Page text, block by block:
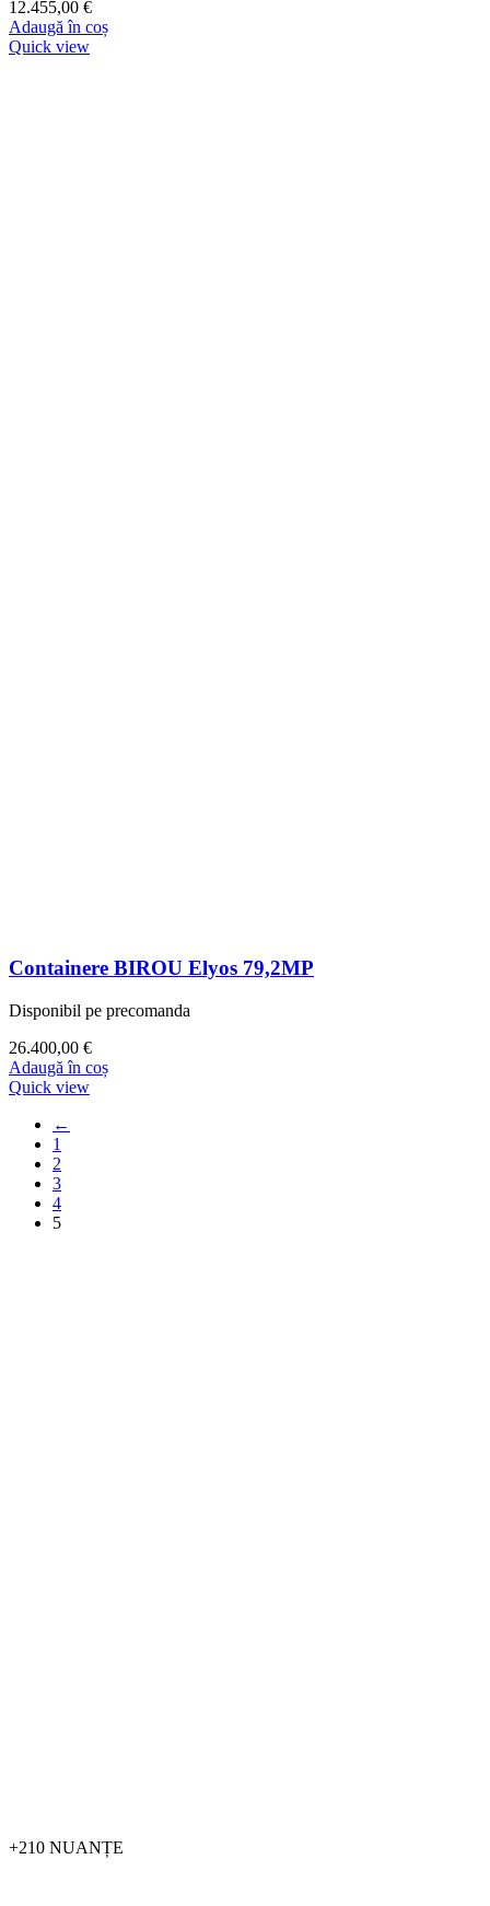
12.455,00 €
Adaugă în coș
Quick view
Containere BIROU Elyos 79,2MP
Disponibil pe precomanda
26.400,00 €
Adaugă în coș
Quick view
←
1
2
3
4
5
+210 NUANȚE